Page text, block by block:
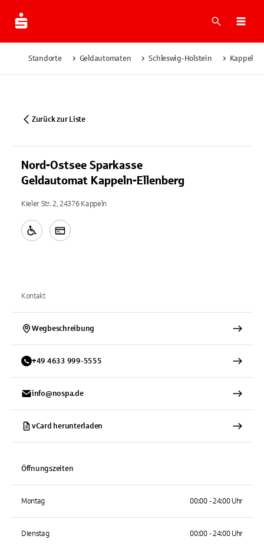
Suche
Standorte Geldautomaten Schleswig-Holstein Kappeln
Zurück zur Liste
Nord-Ostsee Sparkasse
Geldautomat Kappeln-Ellenberg
Kieler Str. 2, 24376 Kappeln
Kontakt
Wegbeschreibung
+49 4633 999-5555
info@nospa.de
vCard herunterladen
Öffnungszeiten
Montag 00:00 - 24:00 Uhr
Dienstag 00:00 - 24:00 Uhr